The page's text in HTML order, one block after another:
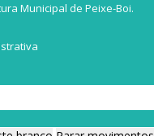
Municipal de Peixe-Boi.